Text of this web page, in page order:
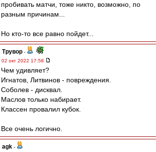
пробивать матчи, тоже никто, возможно, по
разным причинам...
Но кто-то все равно пойдет...
Трувор -
02 окт 2022 17:58
Чем удивляет?
Игнатов, Литвинов - повреждения.
Соболев - дисквал.
Маслов только набирает.
Классен провалил кубок.
Все очень логично.
agk -